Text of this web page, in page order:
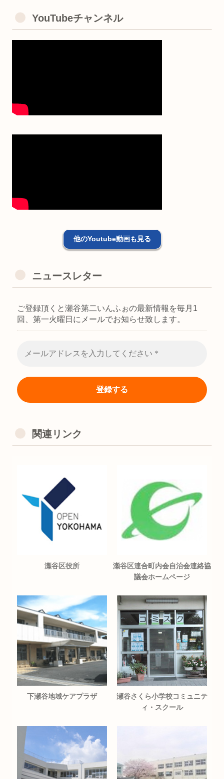
YouTubeチャンネル
他のYoutube動画も見る
ニュースレター
ご登録頂くと瀬谷第二いんふぉの最新情報を毎月1
回、第一火曜日にメールでお知らせ致します。
関連リンク
瀬谷区役所
瀬谷区連合町内会自治会連絡協
議会ホームページ
下瀬谷地域ケアプラザ
瀬谷さくら小学校コミュニテ
ィ・スクール